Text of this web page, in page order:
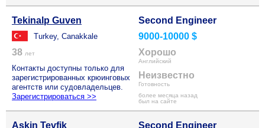
Tekinalp Guven
Turkey, Canakkale
38 лет
Контакты доступны только для
зарегистрированных крюинговых
агентств или судовладельцев.
Зарегистрироваться >>
Second Engineer
9000-10000 $
Хорошо
Английский
Неизвестно
Готовность
более месяца назад
был на сайте
Askin Tevfik
Second Engineer